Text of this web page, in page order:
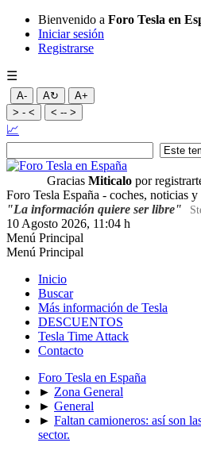
Bienvenido a Foro Tesla en
Iniciar sesión
Registrarse
☰
A- A↻
A+
> - <
< -- >
📈
Gracias Miticalopor
Foro Tesla España - coches, noticias
"La información quiere ser libre"
10 Agosto 2026, 11:04 h
Menú Principal
Menú Principal
Inicio
Buscar
Más información de Tesla
DESCUENTOS
Tesla Time Attack
Contacto
Foro Tesla en España
► Zona General
► General
► Faltan camioneros: así son
sector.